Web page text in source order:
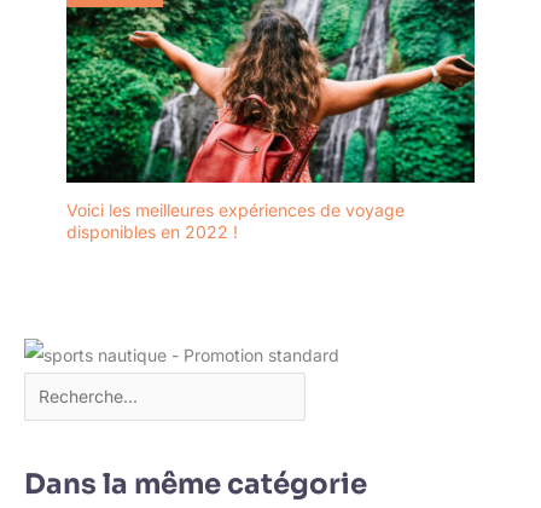
Voici les meilleures expériences de voyage
disponibles en 2022 !
Dans la même catégorie